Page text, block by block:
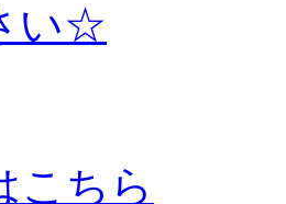
い☆
こちら